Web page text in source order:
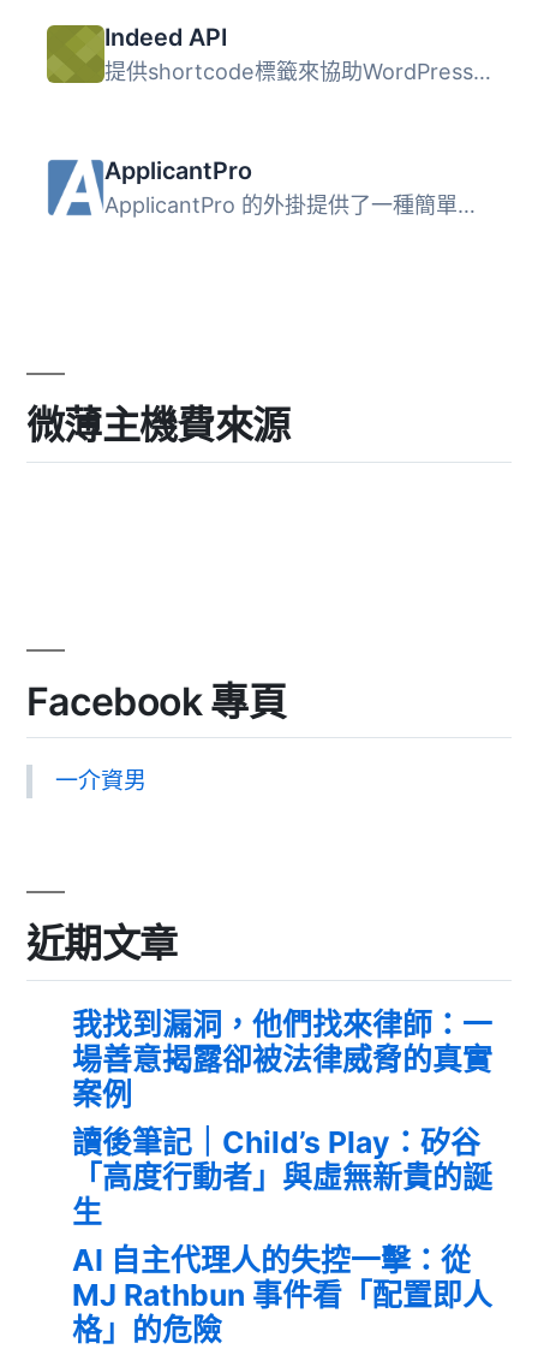
Indeed API
提供shortcode標籤來協助WordPress網站與indeed.com職缺搜索...
ApplicantPro
ApplicantPro 的外掛提供了一種簡單的方式，讓您在您的網站上...
微薄主機費來源
Facebook 專頁
一介資男
近期文章
我找到漏洞，他們找來律師：一
場善意揭露卻被法律威脅的真實
案例
讀後筆記｜Child’s Play：矽谷
「高度行動者」與虛無新貴的誕
生
AI 自主代理人的失控一擊：從
MJ Rathbun 事件看「配置即人
格」的危險